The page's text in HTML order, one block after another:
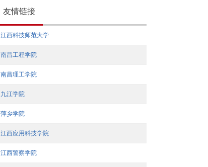
友情链接
江西科技师范大学
南昌工程学院
南昌理工学院
九江学院
萍乡学院
江西应用科技学院
江西警察学院